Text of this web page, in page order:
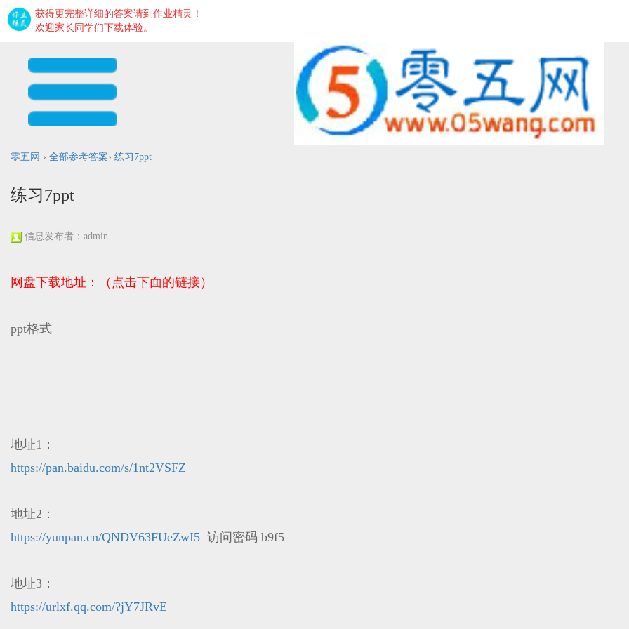
获得更完整详细的答案请到作业精灵！
欢迎家长同学们下载体验。
零五网 › 全部参考答案› 练习7ppt
练习7ppt
信息发布者：admin
网盘下载地址：（点击下面的链接）
ppt格式
地址1：
https://pan.baidu.com/s/1nt2VSFZ
地址2：
https://yunpan.cn/QNDV63FUeZwI5 访问密码 b9f5
地址3：
https://urlxf.qq.com/?jY7JRvE